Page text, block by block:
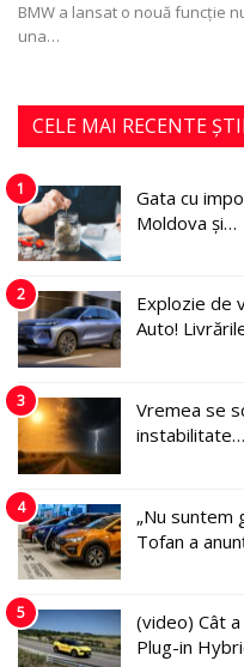
BMW a lansat o nouă funcţie
una…
CELE MAI RECENTE
1
Gata cu
Moldova și…
2
Explozie de
Auto!
3
Vremea se
instabilitate…
4
„Nu suntem
Tofan a
5
(video) Cât
Plug-in